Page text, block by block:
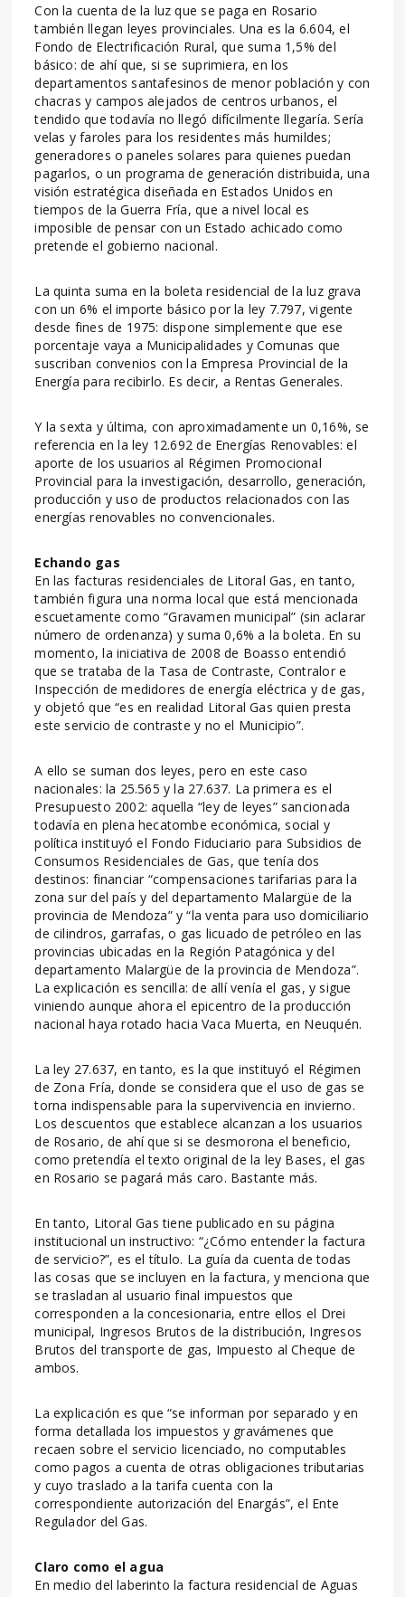
Con la cuenta de la luz que se paga en Rosario
también llegan leyes provinciales. Una es la 6.604, el
Fondo de Electrificación Rural, que suma 1,5% del
básico: de ahí que, si se suprimiera, en los
departamentos santafesinos de menor población y con
chacras y campos alejados de centros urbanos, el
tendido que todavía no llegó difícilmente llegaría. Sería
velas y faroles para los residentes más humildes;
generadores o paneles solares para quienes puedan
pagarlos, o un programa de generación distribuida, una
visión estratégica diseñada en Estados Unidos en
tiempos de la Guerra Fría, que a nivel local es
imposible de pensar con un Estado achicado como
pretende el gobierno nacional.
La quinta suma en la boleta residencial de la luz grava
con un 6% el importe básico por la ley 7.797, vigente
desde fines de 1975: dispone simplemente que ese
porcentaje vaya a Municipalidades y Comunas que
suscriban convenios con la Empresa Provincial de la
Energía para recibirlo. Es decir, a Rentas Generales.
Y la sexta y última, con aproximadamente un 0,16%, se
referencia en la ley 12.692 de Energías Renovables: el
aporte de los usuarios al Régimen Promocional
Provincial para la investigación, desarrollo, generación,
producción y uso de productos relacionados con las
energías renovables no convencionales.
Echando gas
En las facturas residenciales de Litoral Gas, en tanto,
también figura una norma local que está mencionada
escuetamente como “Gravamen municipal” (sin aclarar
número de ordenanza) y suma 0,6% a la boleta. En su
momento, la iniciativa de 2008 de Boasso entendió
que se trataba de la Tasa de Contraste, Contralor e
Inspección de medidores de energía eléctrica y de gas,
y objetó que “es en realidad Litoral Gas quien presta
este servicio de contraste y no el Municipio”.
A ello se suman dos leyes, pero en este caso
nacionales: la 25.565 y la 27.637. La primera es el
Presupuesto 2002: aquella “ley de leyes” sancionada
todavía en plena hecatombe económica, social y
política instituyó el Fondo Fiduciario para Subsidios de
Consumos Residenciales de Gas, que tenía dos
destinos: financiar “compensaciones tarifarias para la
zona sur del país y del departamento Malargüe de la
provincia de Mendoza” y “la venta para uso domiciliario
de cilindros, garrafas, o gas licuado de petróleo en las
provincias ubicadas en la Región Patagónica y del
departamento Malargüe de la provincia de Mendoza”.
La explicación es sencilla: de allí venía el gas, y sigue
viniendo aunque ahora el epicentro de la producción
nacional haya rotado hacia Vaca Muerta, en Neuquén.
La ley 27.637, en tanto, es la que instituyó el Régimen
de Zona Fría, donde se considera que el uso de gas se
torna indispensable para la supervivencia en invierno.
Los descuentos que establece alcanzan a los usuarios
de Rosario, de ahí que si se desmorona el beneficio,
como pretendía el texto original de la ley Bases, el gas
en Rosario se pagará más caro. Bastante más.
En tanto, Litoral Gas tiene publicado en su página
institucional un instructivo: “¿Cómo entender la factura
de servicio?”, es el título. La guía da cuenta de todas
las cosas que se incluyen en la factura, y menciona que
se trasladan al usuario final impuestos que
corresponden a la concesionaria, entre ellos el Drei
municipal, Ingresos Brutos de la distribución, Ingresos
Brutos del transporte de gas, Impuesto al Cheque de
ambos.
La explicación es que “se informan por separado y en
forma detallada los impuestos y gravámenes que
recaen sobre el servicio licenciado, no computables
como pagos a cuenta de otras obligaciones tributarias
y cuyo traslado a la tarifa cuenta con la
correspondiente autorización del Enargás”, el Ente
Regulador del Gas.
Claro como el agua
En medio del laberinto la factura residencial de Aguas